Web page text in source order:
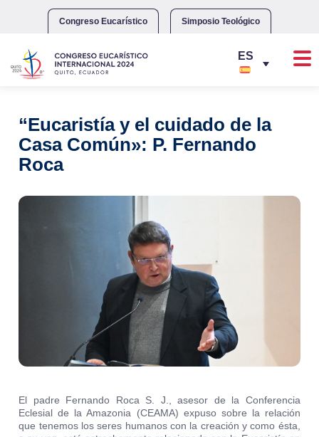
Congreso Eucarístico Simposio Teológico
“Eucaristía y el cuidado de la
Casa Común»: P. Fernando
Roca
El padre Fernando Roca S. J., asesor de la Conferencia
Eclesial de la Amazonia (CEAMA) expuso sobre la relación
que tenemos los seres humanos con la creación y como ésta,